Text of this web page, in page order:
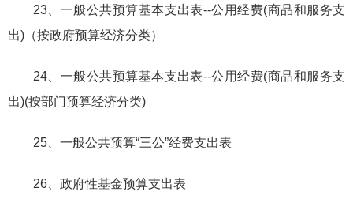
23、一般公共预算基本支出表--公用经费(商品和服务支
出)（按政府预算经济分类）
24、一般公共预算基本支出表--公用经费(商品和服务支
出)(按部门预算经济分类)
25、一般公共预算“三公”经费支出表
26、政府性基金预算支出表